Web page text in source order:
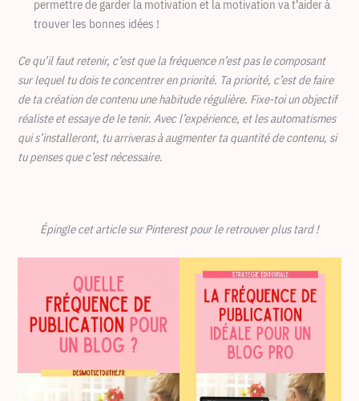
permettre de garder la motivation et la motivation va t’aider à
trouver les bonnes idées !
Ce qu’il faut retenir, c’est que la fréquence n’est pas le composant
sur lequel tu dois te concentrer en priorité. Ta priorité, c’est de faire
de ta création de contenu une habitude régulière. Fixe-toi un objectif
réaliste et essaye de le tenir. Avec l’expérience, et les automatismes
qui s’installeront, tu arriveras à augmenter ta quantité de contenu, si
tu penses que c’est nécessaire.
Épingle cet article sur Pinterest pour le retrouver plus tard !